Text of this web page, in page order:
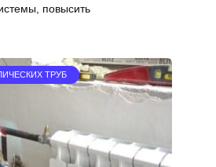
повысить
ТРУБ